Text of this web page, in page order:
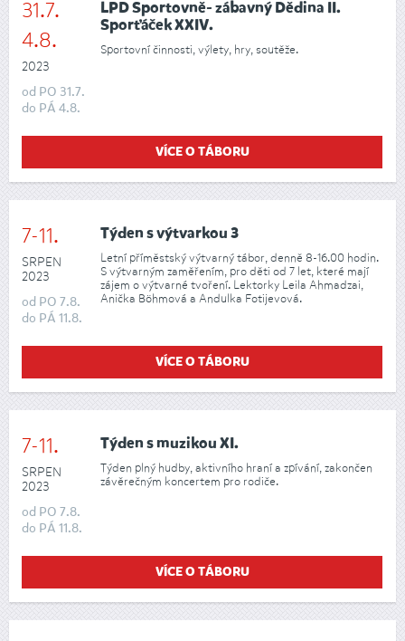
31.7.
4.8.
2023
od PO 31.7.
do PÁ 4.8.
LPD Sportovně- zábavný Dědina II.
Sporťáček XXIV.
Sportovní činnosti, výlety, hry, soutěže.
VÍCE O TÁBORU
7-11.
SRPEN
2023
od PO 7.8.
do PÁ 11.8.
Týden s výtvarkou 3
Letní příměstský výtvarný tábor, denně 8-16.00 hodin.
S výtvarným zaměřením, pro děti od 7 let, které mají
zájem o výtvarné tvoření. Lektorky Leila Ahmadzai,
Anička Böhmová a Andulka Fotijevová.
VÍCE O TÁBORU
7-11.
SRPEN
2023
od PO 7.8.
do PÁ 11.8.
Týden s muzikou XI.
Týden plný hudby, aktivního hraní a zpívání, zakončen
závěrečným koncertem pro rodiče.
VÍCE O TÁBORU